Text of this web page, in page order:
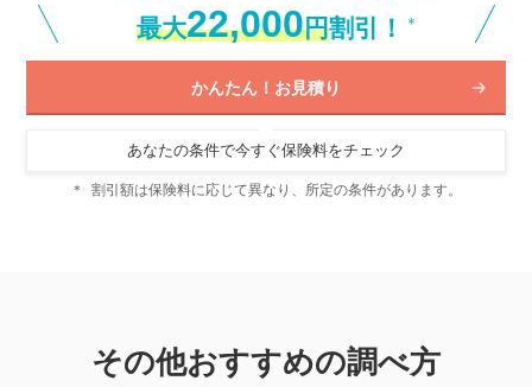
最大22,000円割引！ ＊
かんたん！お見積り
＊ 割引額は保険料に応じて異なり、所定の条件があります。
その他おすすめの調べ方